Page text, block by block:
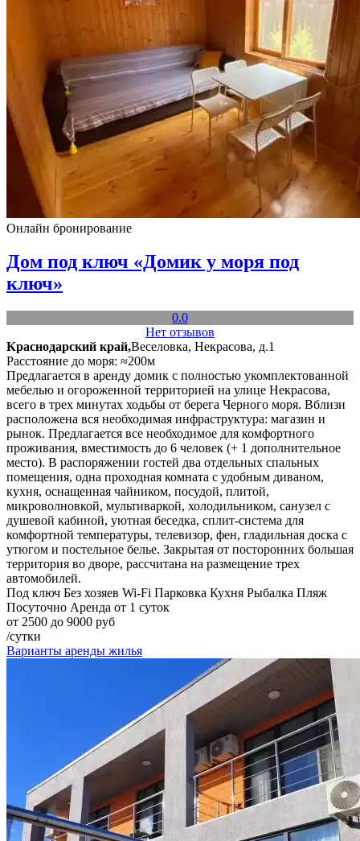
Онлайн бронирование
Дом под ключ «Домик у моря под
ключ»
0.0
Нет отзывов
Краснодарский край,Веселовка, Некрасова, д.1
Расстояние до моря: ≈200м
Предлагается в аренду домик с полностью укомплектованной
мебелью и огороженной территорией на улице Некрасова,
всего в трех минутах ходьбы от берега Черного моря. Вблизи
расположена вся необходимая инфраструктура: магазин и
рынок. Предлагается все необходимое для комфортного
проживания, вместимость до 6 человек (+ 1 дополнительное
место). В распоряжении гостей два отдельных спальных
помещения, одна проходная комната с удобным диваном,
кухня, оснащенная чайником, посудой, плитой,
микроволновкой, мультиваркой, холодильником, санузел с
душевой кабиной, уютная беседка, сплит-система для
комфортной температуры, телевизор, фен, гладильная доска с
утюгом и постельное белье. Закрытая от посторонних большая
территория во дворе, рассчитана на размещение трех
автомобилей.
Под ключ Без хозяев Wi-Fi Парковка Кухня Рыбалка Пляж
Посуточно Аренда от 1 суток
от 2500 до 9000 руб
/сутки
Варианты аренды жилья